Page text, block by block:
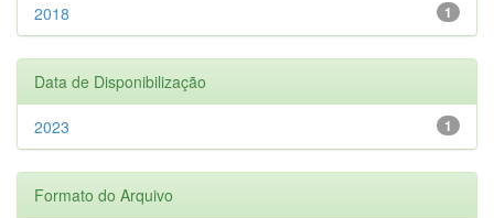
1
2018
Data de Disponibilização
1
2023
Formato do Arquivo